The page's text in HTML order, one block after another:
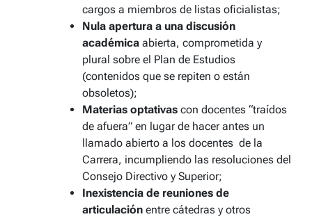
cargos a miembros de listas oficialistas;
Nula apertura a una discusión
académica abierta, comprometida y
plural sobre el Plan de Estudios
(contenidos que se repiten o están
obsoletos);
Materias optativas con docentes “traídos
de afuera” en lugar de hacer antes un
llamado abierto a los docentes de la
Carrera, incumpliendo las resoluciones del
Consejo Directivo y Superior;
Inexistencia de reuniones de
articulación entre cátedras y otros